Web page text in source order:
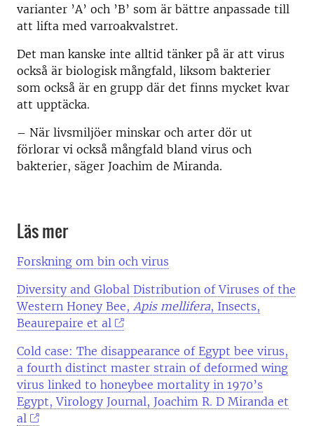
varianter ’A’ och ’B’ som är bättre anpassade till
att lifta med varroakvalstret.
Det man kanske inte alltid tänker på är att virus
också är biologisk mångfald, liksom bakterier
som också är en grupp där det finns mycket kvar
att upptäcka.
– När livsmiljöer minskar och arter dör ut
förlorar vi också mångfald bland virus och
bakterier, säger Joachim de Miranda.
Läs mer
Forskning om bin och virus
Diversity and Global Distribution of Viruses of the
Western Honey Bee, Apis mellifera, Insects,
Beaurepaire et al
Cold case: The disappearance of Egypt bee virus,
a fourth distinct master strain of deformed wing
virus linked to honeybee mortality in 1970’s
Egypt, Virology Journal, Joachim R. D Miranda et
al